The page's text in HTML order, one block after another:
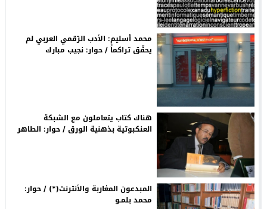
محمد أسليم: الأدب الرّقمي العربي لم
يحقّق تراكماً / حوار: نجيب مبارك
هناك كتاب يتعاملون مع الشبكة
العنكبوتية بذهنية الورق / حوار: الطاهر
المبدعون المغاربة والأنترنت(*) / حوار:
محمد بلمـو